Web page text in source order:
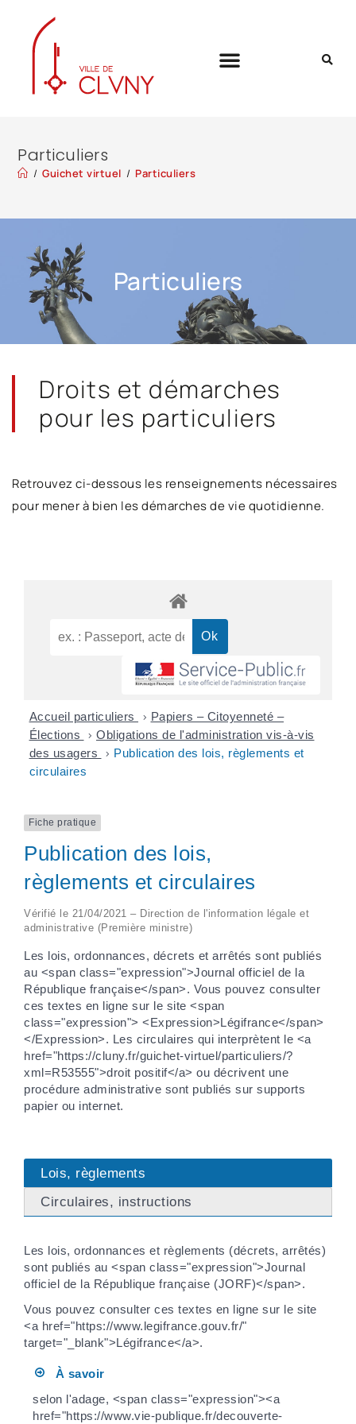
Particuliers
/ Guichet virtuel / Particuliers
Particuliers
Droits et démarches
pour les particuliers
Retrouvez ci-dessous les renseignements nécessaires
pour mener à bien les démarches de vie quotidienne.
Accueil particuliers > Papiers – Citoyenneté –
Élections
> Obligations de l'administration vis-à-vis
des usagers
> Publication des lois, règlements et
circulaires
Fiche pratique
Publication des lois,
règlements et circulaires
Vérifié le 21/04/2021 – Direction de l'information légale et
administrative (Première ministre)
Les lois, ordonnances, décrets et arrêtés sont publiés
au <span class="expression">Journal officiel de la
République française</span>. Vous pouvez consulter
ces textes en ligne sur le site <span
class="expression"> <Expression>Légifrance</span>
</Expression>. Les circulaires qui interprètent le <a
href="https://cluny.fr/guichet-virtuel/particuliers/?
xml=R53555">droit positif</a> ou décrivent une
procédure administrative sont publiés sur supports
papier ou internet.
Lois, règlements
Circulaires, instructions
Les lois, ordonnances et règlements (décrets, arrêtés)
sont publiés au <span class="expression">Journal
officiel de la République française (JORF)</span>.
Vous pouvez consulter ces textes en ligne sur le site
<a href="https://www.legifrance.gouv.fr/"
target="_blank">Légifrance</a>.
À savoir
selon l'adage, <span class="expression"><a
href="https://www.vie-publique.fr/decouverte-